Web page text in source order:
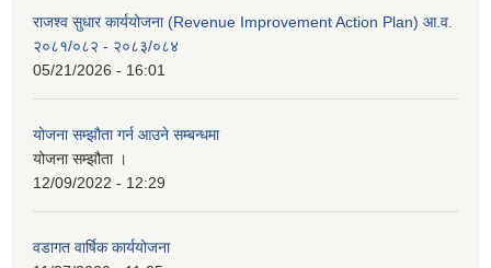
राजश्व सुधार कार्ययोजना (Revenue Improvement Action Plan) आ.व.
२०८१/०८२ - २०८३/०८४
05/21/2026 - 16:01
योजना सम्झौता गर्न आउने सम्बन्धमा
योजना सम्झौता ।
12/09/2022 - 12:29
वडागत वार्षिक कार्ययोजना